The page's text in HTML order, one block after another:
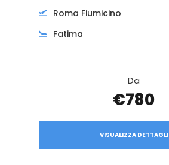
Roma Fiumicino
Fatima
Da
€780
VISUALIZZA DETTAGLI